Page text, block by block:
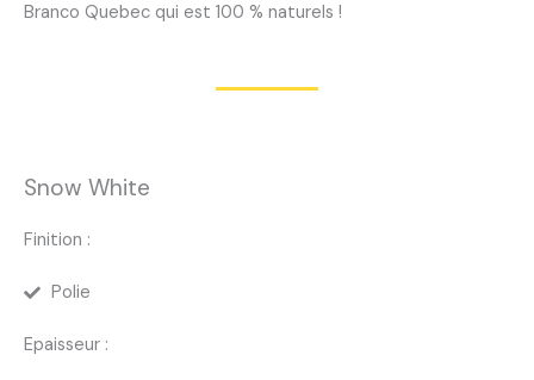
Branco Quebec qui est 100 % naturels !
Snow White
Finition :
Polie
Epaisseur :